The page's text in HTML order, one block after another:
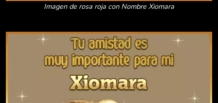
Imagen de rosa roja con Nombre Xiomara